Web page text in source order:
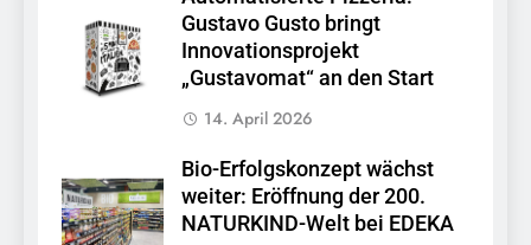
Gustavo Gusto bringt
Innovationsprojekt
„Gustavomat“ an den Start
14. April 2026
Bio-Erfolgskonzept wächst
weiter: Eröffnung der 200.
NATURKIND-Welt bei EDEKA